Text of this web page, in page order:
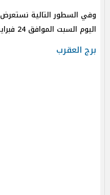
وفي السطور التالية نستعرض
اليوم السبت الموافق 24 فبراير 2024، والتي جاءت كالتالي:
برج العقرب